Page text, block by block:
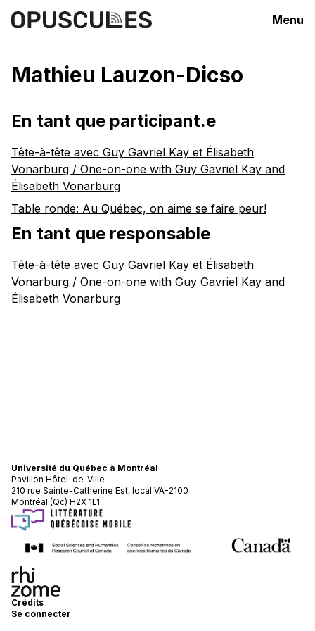
Menu
Mathieu Lauzon-Dicso
En tant que participant.e
Tête-à-tête avec Guy Gavriel Kay et Élisabeth
Vonarburg / One-on-one with Guy Gavriel Kay and
Élisabeth Vonarburg
Table ronde: Au Québec, on aime se faire peur!
En tant que responsable
Tête-à-tête avec Guy Gavriel Kay et Élisabeth
Vonarburg / One-on-one with Guy Gavriel Kay and
Élisabeth Vonarburg
Université du Québec à Montréal
Pavillon Hôtel-de-Ville
210 rue Sainte-Catherine Est, local VA-2100
Montréal (Qc) H2X 1L1
Crédits
Se connecter